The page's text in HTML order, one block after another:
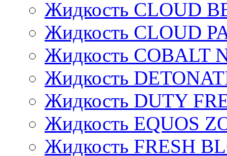
Жидкость CLOUD
Жидкость CLOUD
Жидкость COBALT
Жидкость
Жидкость DUTY
Жидкость EQUOS
Жидкость FRESH